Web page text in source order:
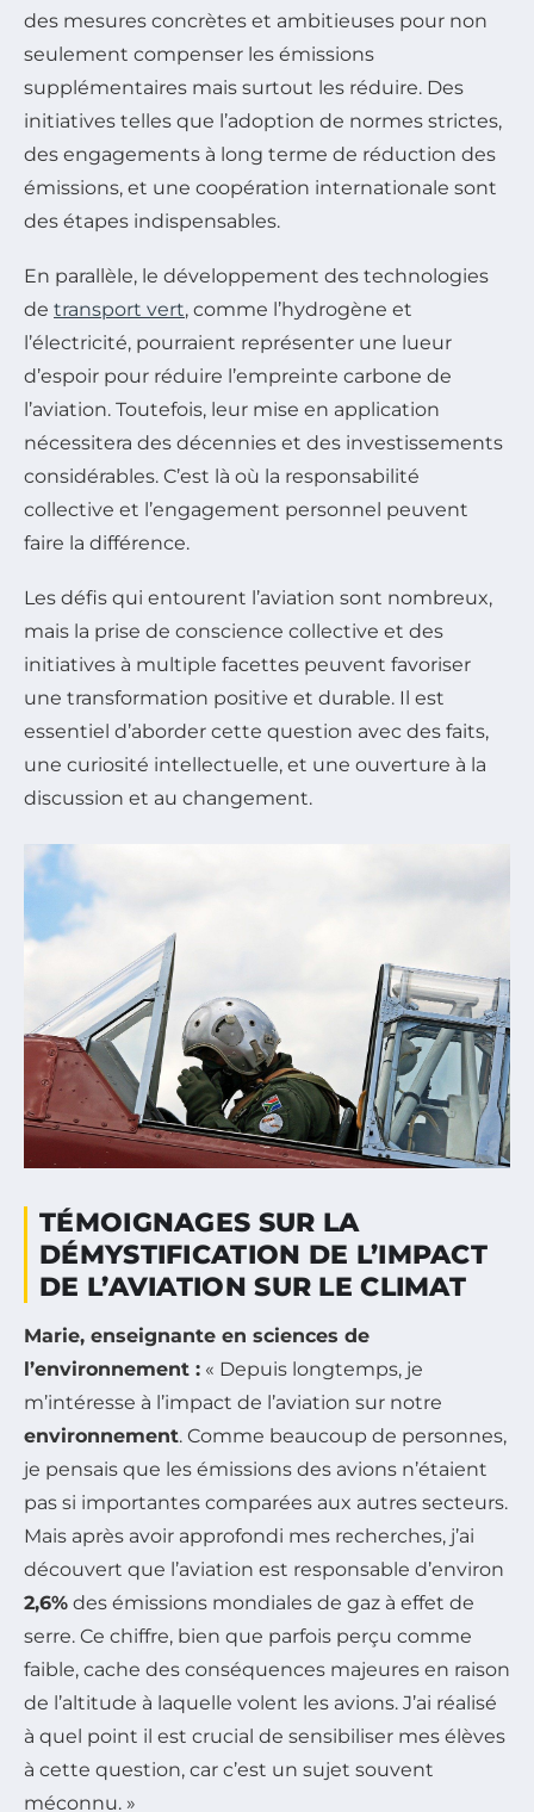
des mesures concrètes et ambitieuses pour non
seulement compenser les émissions
supplémentaires mais surtout les réduire. Des
initiatives telles que l’adoption de normes strictes,
des engagements à long terme de réduction des
émissions, et une coopération internationale sont
des étapes indispensables.
En parallèle, le développement des technologies
de transport vert, comme l’hydrogène et
l’électricité, pourraient représenter une lueur
d’espoir pour réduire l’empreinte carbone de
l’aviation. Toutefois, leur mise en application
nécessitera des décennies et des investissements
considérables. C’est là où la responsabilité
collective et l’engagement personnel peuvent
faire la différence.
Les défis qui entourent l’aviation sont nombreux,
mais la prise de conscience collective et des
initiatives à multiple facettes peuvent favoriser
une transformation positive et durable. Il est
essentiel d’aborder cette question avec des faits,
une curiosité intellectuelle, et une ouverture à la
discussion et au changement.
TÉMOIGNAGES SUR LA
DÉMYSTIFICATION DE L’IMPACT
DE L’AVIATION SUR LE CLIMAT
Marie, enseignante en sciences de
l’environnement : « Depuis longtemps, je
m’intéresse à l’impact de l’aviation sur notre
environnement. Comme beaucoup de personnes,
je pensais que les émissions des avions n’étaient
pas si importantes comparées aux autres secteurs.
Mais après avoir approfondi mes recherches, j’ai
découvert que l’aviation est responsable d’environ
2,6% des émissions mondiales de gaz à effet de
serre. Ce chiffre, bien que parfois perçu comme
faible, cache des conséquences majeures en raison
de l’altitude à laquelle volent les avions. J’ai réalisé
à quel point il est crucial de sensibiliser mes élèves
à cette question, car c’est un sujet souvent
méconnu. »